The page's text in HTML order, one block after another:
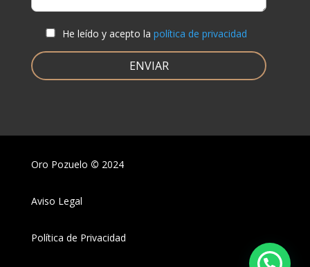
He leído y acepto la política de privacidad
Oro Pozuelo © 2024
Aviso Legal
Política de Privacidad